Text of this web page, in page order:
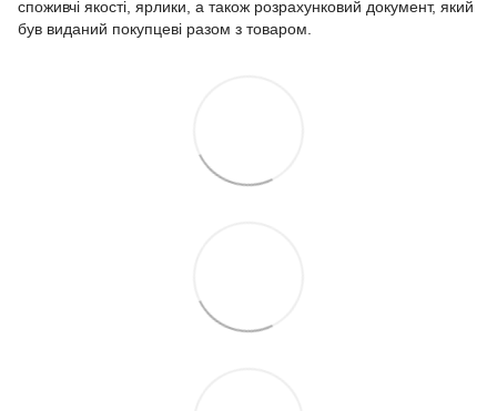
споживчі якості, ярлики, а також розрахунковий документ, який
був виданий покупцеві разом з товаром.